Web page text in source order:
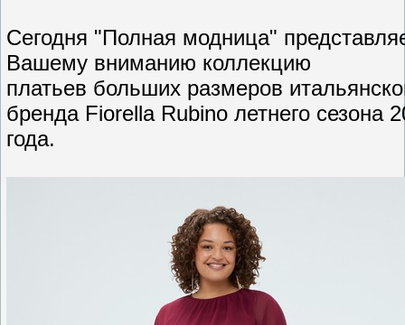
Сегодня "Полная модница"
Вашему вниманию коллекцию
платьев больших размеров
бренда Fiorella Rubino летнего сезона
года.